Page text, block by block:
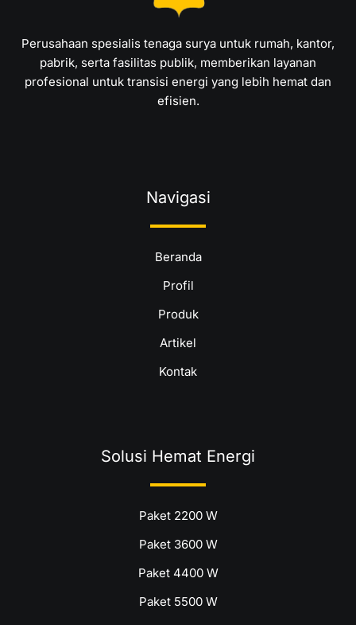
Perusahaan spesialis tenaga surya untuk rumah, kantor,
pabrik, serta fasilitas publik, memberikan layanan
profesional untuk transisi energi yang lebih hemat dan
efisien.
Navigasi
Beranda
Profil
Produk
Artikel
Kontak
Solusi Hemat Energi
Paket 2200 W
Paket 3600 W
Paket 4400 W
Paket 5500 W